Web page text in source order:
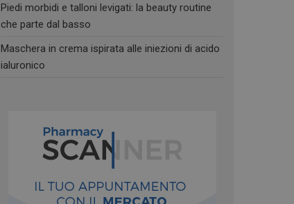
Piedi morbidi e talloni levigati: la beauty routine
che parte dal basso
Maschera in crema ispirata alle iniezioni di acido
ialuronico